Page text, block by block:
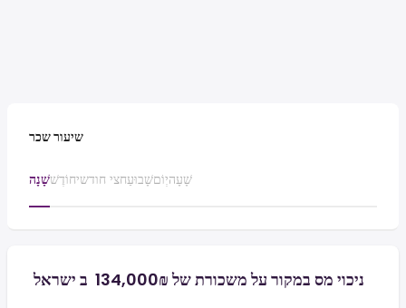
שיעור שכר
שָׁנָהחוֹדֶשׁחצי חודשישָׁבוּעַיְוֹםשָׁעָה
ניכוי מס במקור על משכורת של ₪‏134,000 ‏ ב ישראל